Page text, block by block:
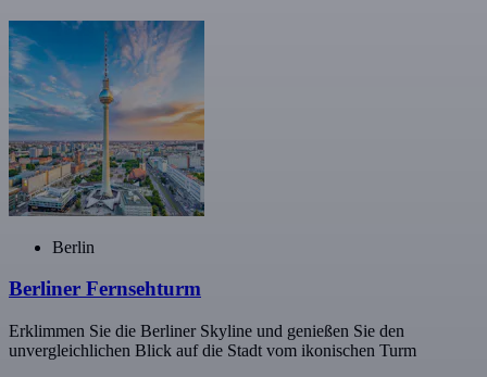
Berlin
Berliner Fernsehturm
Erklimmen Sie die Berliner Skyline und genießen Sie den
unvergleichlichen Blick auf die Stadt vom ikonischen Turm